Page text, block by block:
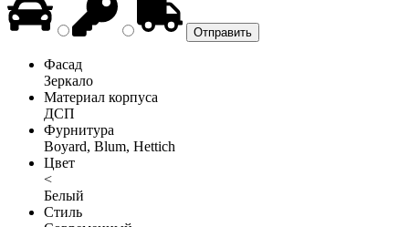
Фасад
Зеркало
Материал корпуса
ДСП
Фурнитура
Boyard, Blum, Hettich
Цвет
<
Белый
Стиль